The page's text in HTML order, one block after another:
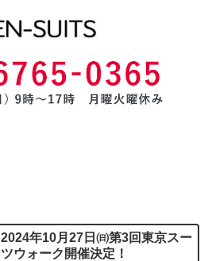
2024年10月27日㈰第3回東京スー
ツウォーク開催決定！